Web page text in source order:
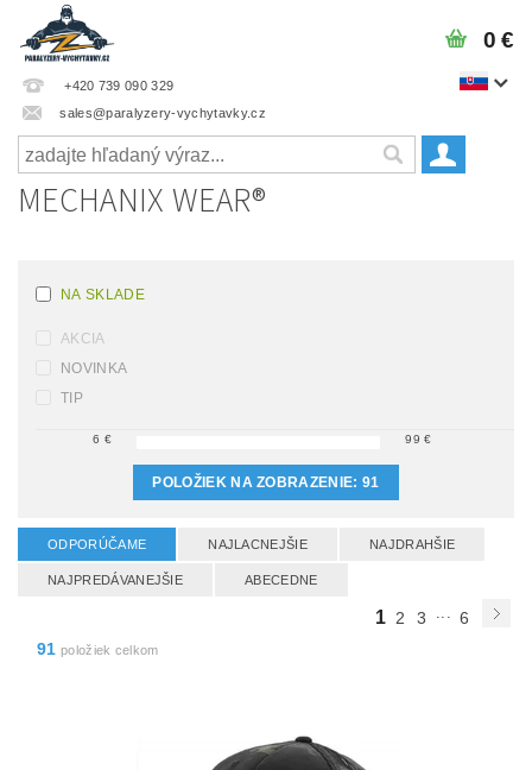
+420 739 090 329
sales@paralyzery-vychytavky.cz
0 €
MECHANIX WEAR®
NA SKLADE
AKCIA
NOVINKA
TIP
6 € 99 €
POLOŽIEK NA ZOBRAZENIE:91
ODPORÚČAME NAJLACNEJŠIE NAJDRAHŠIE
NAJPREDÁVANEJŠIE ABECEDNE
1 2 3 ... 6
91 položiek celkom